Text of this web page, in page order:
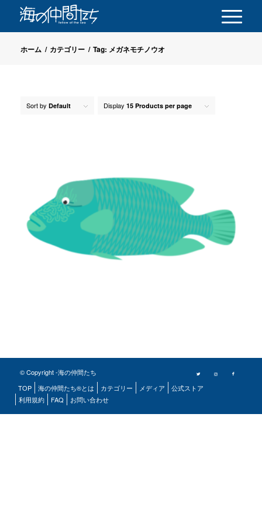
ホーム / カテゴリー / Tag: メガネモチノウオ
Sort by Default Display 15 Products per page
© Copyright -海の仲間たち
TOP
海の仲間たち®とは カテゴリー メディア
公式ストア
利用規約
FAQ お問い合わせ